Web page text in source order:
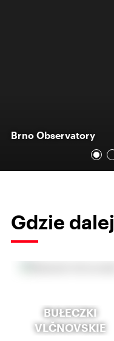
Brno Observatory
Gdzie dalej
BUŁECZKI
VLČNOVSKIE